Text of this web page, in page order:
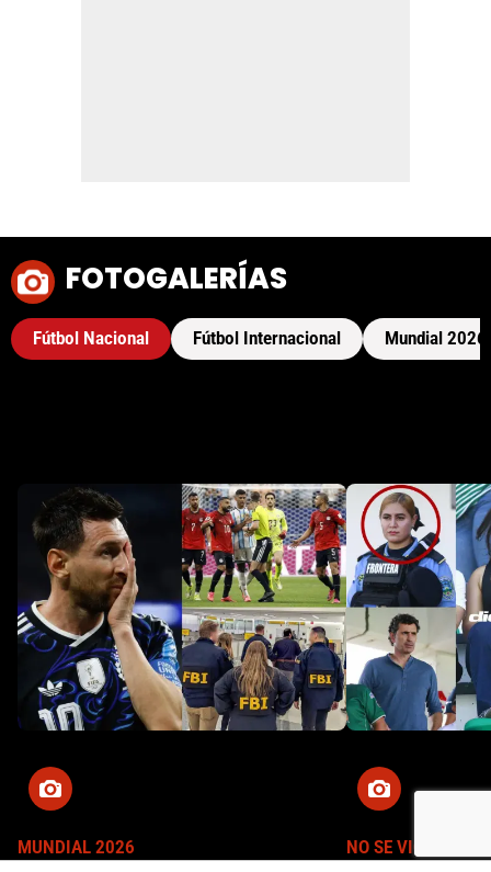
FOTOGALERÍAS
Fútbol Nacional Fútbol Internacional Mundial 2026
MUNDIAL 2026 NO SE VIO EN TV